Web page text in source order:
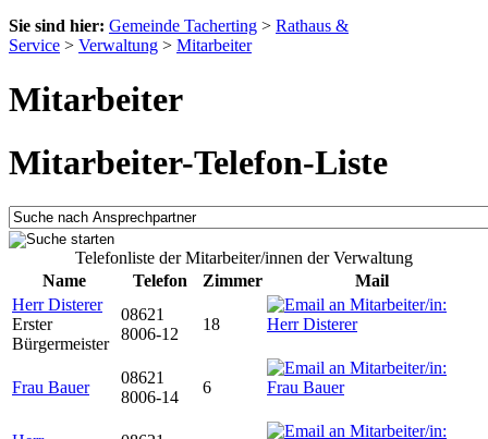
Sie sind hier: Gemeinde Tacherting > Rathaus &
Service > Verwaltung > Mitarbeiter
Mitarbeiter
Mitarbeiter-Telefon-Liste
Telefonliste der Mitarbeiter/innen der Verwaltung
Name
Telefon Zimmer
Mail
Herr Disterer
Erster
Bürgermeister
08621
8006-12
18
Frau Bauer
08621
8006-14
6